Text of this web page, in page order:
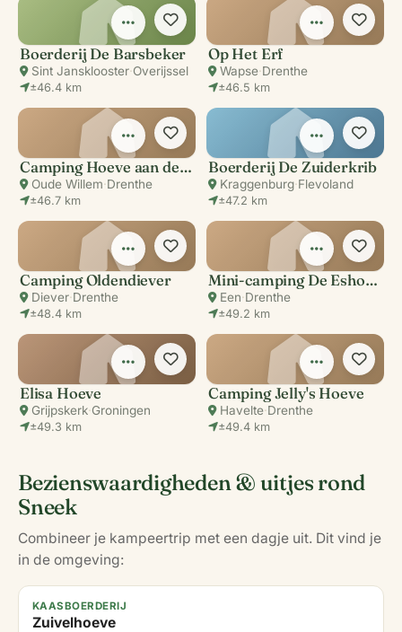
Boerderij De Barsbeker
Sint Jansklooster·Overijssel
±46.4 km
Op Het Erf
Wapse·Drenthe
±46.5 km
Camping Hoeve aan den weg
Oude Willem·Drenthe
±46.7 km
Boerderij De Zuiderkrib
Kraggenburg·Flevoland
±47.2 km
Camping Oldendiever
Diever·Drenthe
±48.4 km
Mini-camping De Eshoeve
Een·Drenthe
±49.2 km
Elisa Hoeve
Grijpskerk·Groningen
±49.3 km
Camping Jelly's Hoeve
Havelte·Drenthe
±49.4 km
Bezienswaardigheden & uitjes rond
Sneek
Combineer je kampeertrip met een dagje uit. Dit vind je
in de omgeving:
KAASBOERDERIJ
Zuivelhoeve